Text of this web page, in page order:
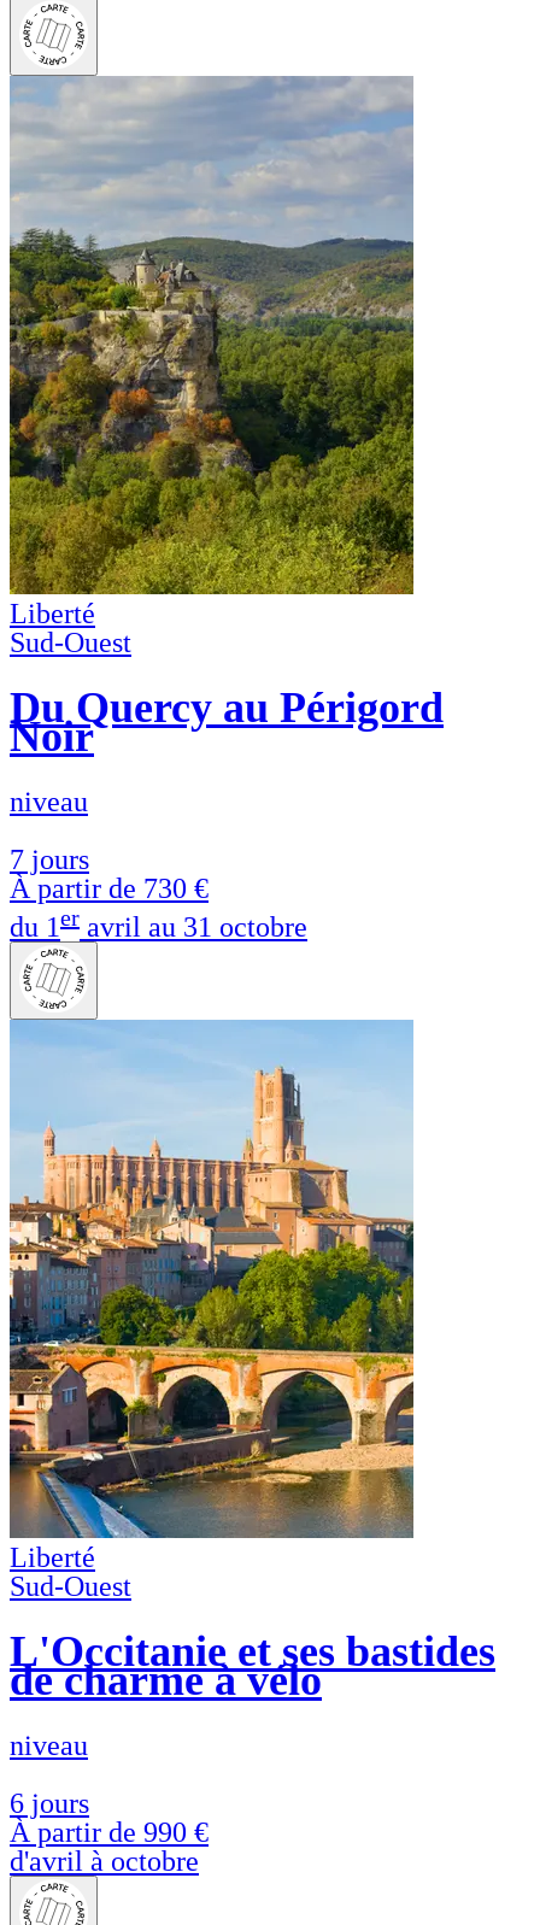
Liberté
Sud-Ouest
Du Quercy au Périgord
Noir
niveau
7 jours
À partir de 730 €
du 1er avril au 31 octobre
Liberté
Sud-Ouest
L'Occitanie et ses bastides
de charme à vélo
niveau
6 jours
À partir de 990 €
d'avril à octobre